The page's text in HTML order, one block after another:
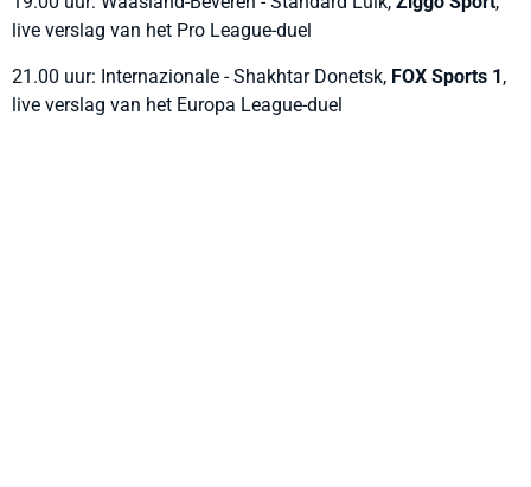
live verslag van het Pro League-duel
21.00 uur: Internazionale - Shakhtar Donetsk, FOX Sports 1,
live verslag van het Europa League-duel